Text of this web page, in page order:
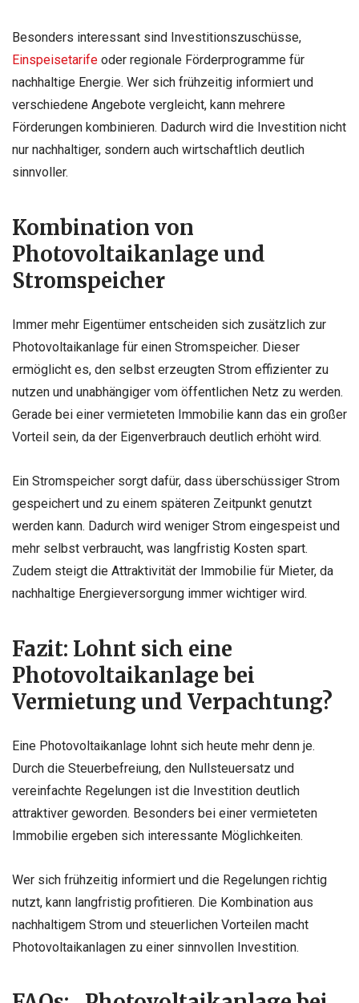
Besonders interessant sind Investitionszuschüsse,
Einspeisetarife oder regionale Förderprogramme für
nachhaltige Energie. Wer sich frühzeitig informiert und
verschiedene Angebote vergleicht, kann mehrere
Förderungen kombinieren. Dadurch wird die Investition nicht
nur nachhaltiger, sondern auch wirtschaftlich deutlich
sinnvoller.
Kombination von
Photovoltaikanlage und
Stromspeicher
Immer mehr Eigentümer entscheiden sich zusätzlich zur
Photovoltaikanlage für einen Stromspeicher. Dieser
ermöglicht es, den selbst erzeugten Strom effizienter zu
nutzen und unabhängiger vom öffentlichen Netz zu werden.
Gerade bei einer vermieteten Immobilie kann das ein großer
Vorteil sein, da der Eigenverbrauch deutlich erhöht wird.
Ein Stromspeicher sorgt dafür, dass überschüssiger Strom
gespeichert und zu einem späteren Zeitpunkt genutzt
werden kann. Dadurch wird weniger Strom eingespeist und
mehr selbst verbraucht, was langfristig Kosten spart.
Zudem steigt die Attraktivität der Immobilie für Mieter, da
nachhaltige Energieversorgung immer wichtiger wird.
Fazit: Lohnt sich eine
Photovoltaikanlage bei
Vermietung und Verpachtung?
Eine Photovoltaikanlage lohnt sich heute mehr denn je.
Durch die Steuerbefreiung, den Nullsteuersatz und
vereinfachte Regelungen ist die Investition deutlich
attraktiver geworden. Besonders bei einer vermieteten
Immobilie ergeben sich interessante Möglichkeiten.
Wer sich frühzeitig informiert und die Regelungen richtig
nutzt, kann langfristig profitieren. Die Kombination aus
nachhaltigem Strom und steuerlichen Vorteilen macht
Photovoltaikanlagen zu einer sinnvollen Investition.